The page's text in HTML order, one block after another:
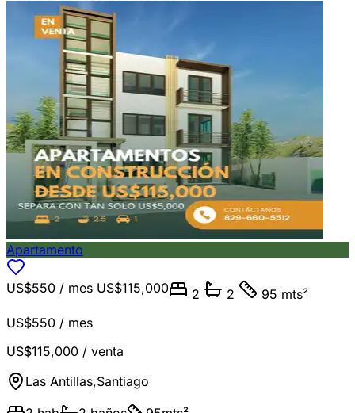
Apartamento
US$550 / mes US$115,000 2 2
95 mts²
US$550 / mes
US$115,000 / venta
Las Antillas,Santiago